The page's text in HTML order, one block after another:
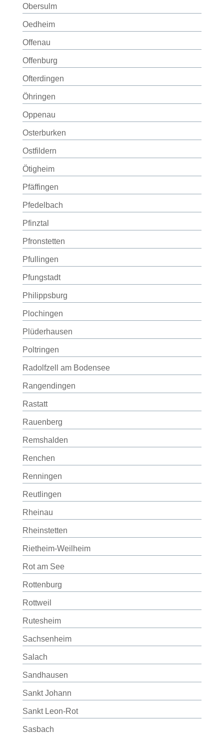
Obersulm
Oedheim
Offenau
Offenburg
Ofterdingen
Öhringen
Oppenau
Osterburken
Ostfildern
Ötigheim
Pfäffingen
Pfedelbach
Pfinztal
Pfronstetten
Pfullingen
Pfungstadt
Philippsburg
Plochingen
Plüderhausen
Poltringen
Radolfzell am Bodensee
Rangendingen
Rastatt
Rauenberg
Remshalden
Renchen
Renningen
Reutlingen
Rheinau
Rheinstetten
Rietheim-Weilheim
Rot am See
Rottenburg
Rottweil
Rutesheim
Sachsenheim
Salach
Sandhausen
Sankt Johann
Sankt Leon-Rot
Sasbach